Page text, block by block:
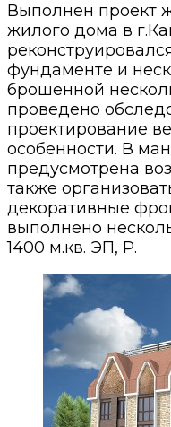
Выполнен проект
жилого дома в
фундаменте и
брошенной
проведено
проектирование
особенности. В
предусмотрена
также
декоративные
выполнено
1400 м.кв. ЭП, Р.